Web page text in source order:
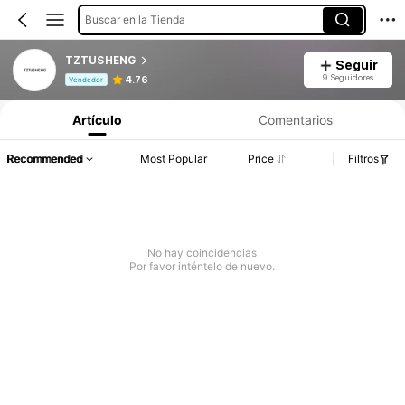
Buscar en la Tienda
TZTUSHENG
Vendedor 4.76
Seguir
9 Seguidores
Artículo Comentarios
Recommended Most Popular Price Filtros
No hay coincidencias
Por favor inténtelo de nuevo.